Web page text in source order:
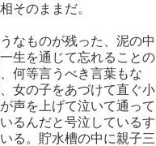
そのままだ。
なものが残った、泥の中
生を通じて忘れることの
何等言うべき言葉もな
女の子をあづけて直ぐ小
声を上げて泣いて通って
るんだと号泣しているす
る。貯水槽の中に親子三